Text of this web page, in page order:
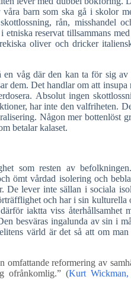
barn som ska gå i skolor
rån, misshandel
reservat tillsammans
oliver och dricker
våg där den kan ta för sig
dem. Det handlar om att insupa
Absolut ingen
har inte den valfriheten.
Någon mer bottenlöst
betalar kalaset.
som resten av
ömt vårdad isolering och
De lever inte sällan i sociala
och har i sin kulturella
iaktta viss återhållsamhet
besväras ingalunda av sin i
värld är det så att om
omfattande reformering av
ofrånkomlig.” (Kurt